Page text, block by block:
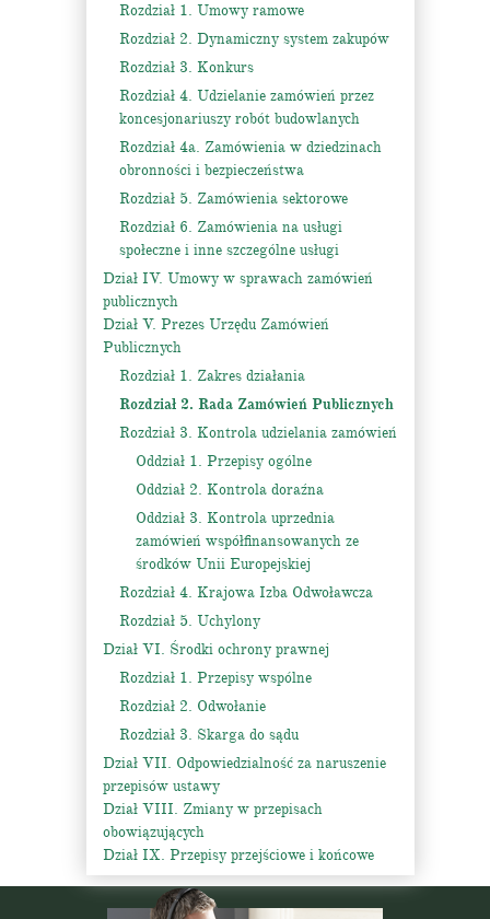
Rozdział 1. Umowy ramowe
Rozdział 2. Dynamiczny system zakupów
Rozdział 3. Konkurs
Rozdział 4. Udzielanie zamówień przez
koncesjonariuszy robót budowlanych
Rozdział 4a. Zamówienia w dziedzinach
obronności i bezpieczeństwa
Rozdział 5. Zamówienia sektorowe
Rozdział 6. Zamówienia na usługi
społeczne i inne szczególne usługi
Dział IV. Umowy w sprawach zamówień
publicznych
Dział V. Prezes Urzędu Zamówień
Publicznych
Rozdział 1. Zakres działania
Rozdział 2. Rada Zamówień Publicznych
Rozdział 3. Kontrola udzielania zamówień
Oddział 1. Przepisy ogólne
Oddział 2. Kontrola doraźna
Oddział 3. Kontrola uprzednia
zamówień współfinansowanych ze
środków Unii Europejskiej
Rozdział 4. Krajowa Izba Odwoławcza
Rozdział 5. Uchylony
Dział VI. Środki ochrony prawnej
Rozdział 1. Przepisy wspólne
Rozdział 2. Odwołanie
Rozdział 3. Skarga do sądu
Dział VII. Odpowiedzialność za naruszenie
przepisów ustawy
Dział VIII. Zmiany w przepisach
obowiązujących
Dział IX. Przepisy przejściowe i końcowe